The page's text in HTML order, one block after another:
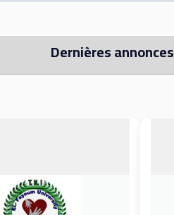
Dernières annonces